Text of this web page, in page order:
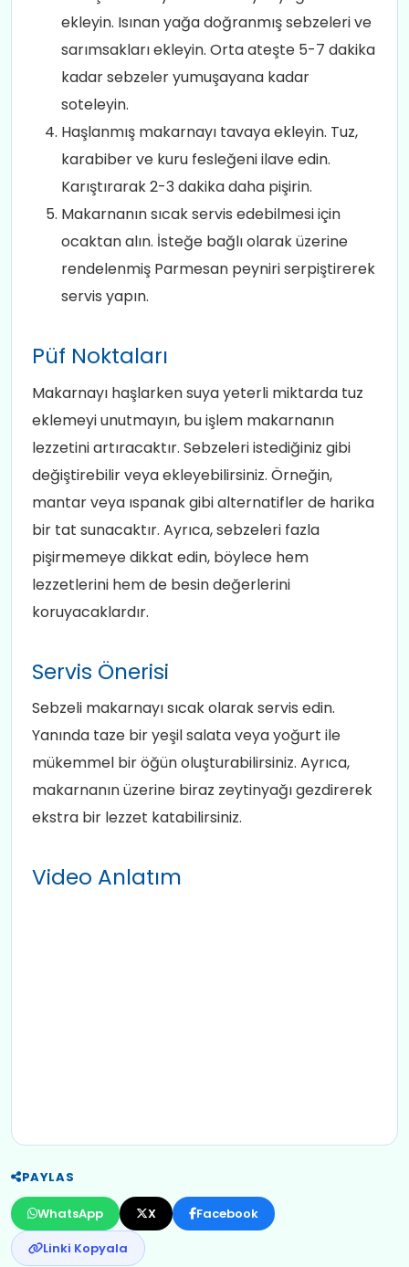
ekleyin. Isınan yağa doğranmış sebzeleri ve
sarımsakları ekleyin. Orta ateşte 5-7 dakika
kadar sebzeler yumuşayana kadar
soteleyin.
Haşlanmış makarnayı tavaya ekleyin. Tuz,
karabiber ve kuru fesleğeni ilave edin.
Karıştırarak 2-3 dakika daha pişirin.
Makarnanın sıcak servis edebilmesi için
ocaktan alın. İsteğe bağlı olarak üzerine
rendelenmiş Parmesan peyniri serpiştirerek
servis yapın.
Püf Noktaları
Makarnayı haşlarken suya yeterli miktarda tuz
eklemeyi unutmayın, bu işlem makarnanın
lezzetini artıracaktır. Sebzeleri istediğiniz gibi
değiştirebilir veya ekleyebilirsiniz. Örneğin,
mantar veya ıspanak gibi alternatifler de harika
bir tat sunacaktır. Ayrıca, sebzeleri fazla
pişirmemeye dikkat edin, böylece hem
lezzetlerini hem de besin değerlerini
koruyacaklardır.
Servis Önerisi
Sebzeli makarnayı sıcak olarak servis edin.
Yanında taze bir yeşil salata veya yoğurt ile
mükemmel bir öğün oluşturabilirsiniz. Ayrıca,
makarnanın üzerine biraz zeytinyağı gezdirerek
ekstra bir lezzet katabilirsiniz.
Video Anlatım
PAYLAS
WhatsApp X
Facebook
Linki Kopyala